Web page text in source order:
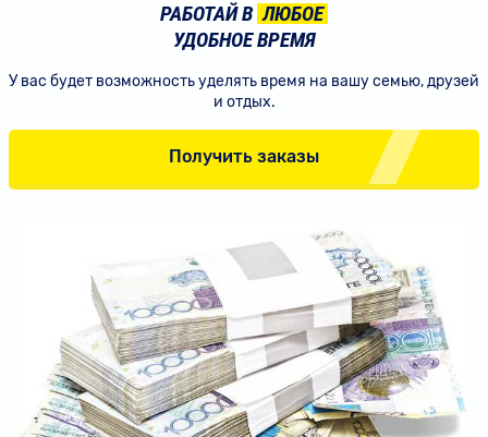
РАБОТАЙ В ЛЮБОЕ
УДОБНОЕ ВРЕМЯ
У вас будет возможность уделять время на вашу семью, друзей
и отдых.
Получить заказы